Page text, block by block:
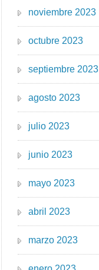
noviembre 2023
octubre 2023
septiembre 2023
agosto 2023
julio 2023
junio 2023
mayo 2023
abril 2023
marzo 2023